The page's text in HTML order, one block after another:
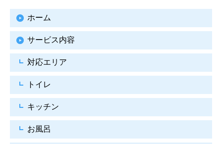
ホーム
サービス内容
対応エリア
トイレ
キッチン
お風呂